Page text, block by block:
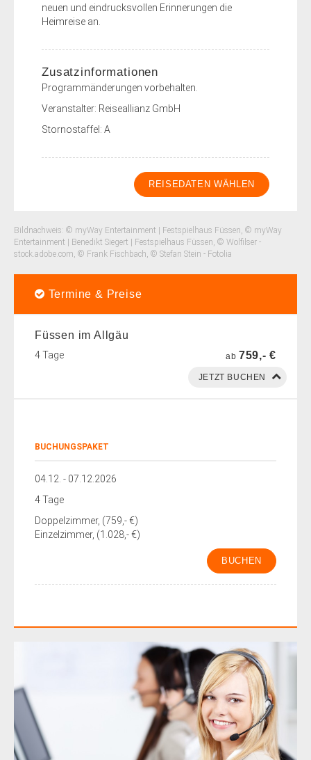
neuen und eindrucksvollen Erinnerungen die
Heimreise an.
Zusatzinformationen
Programmänderungen vorbehalten.
Veranstalter: Reiseallianz GmbH
Stornostaffel: A
REISEDATEN WÄHLEN
Bildnachweis: © myWay Entertainment | Festspielhaus Füssen, © myWay
Entertainment | Benedikt Siegert | Festspielhaus Füssen, © Wolfilser -
stock.adobe.com, © Frank Fischbach, © Stefan Stein - Fotolia
Termine & Preise
Füssen im Allgäu
4 Tage ab 759,- €
BUCHUNGSPAKET
04.12. - 07.12.2026
4 Tage
Doppelzimmer, (759,- €)
Einzelzimmer, (1.028,- €)
BUCHEN